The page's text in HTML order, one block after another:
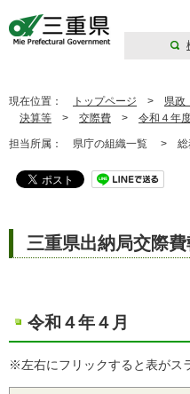
現在位置： トップページ > 県政
決算等 > 交際費 > 令和４年
担当所属： 県庁の組織一覧 > 総
三重県出納局交際
令和４年４月
※左右にフリックすると表がス